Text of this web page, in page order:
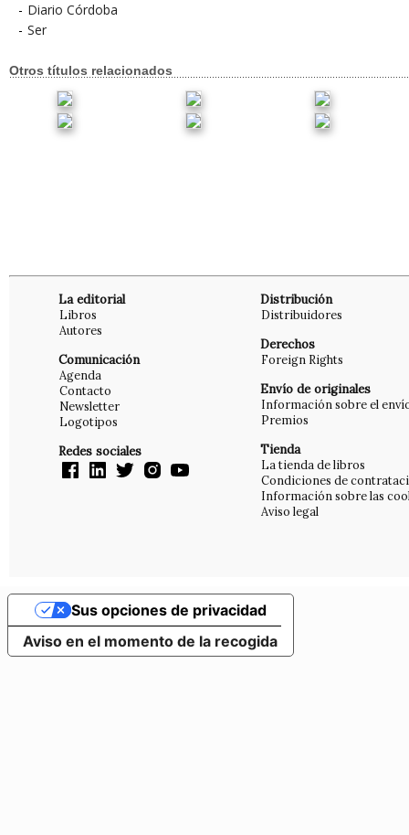
- Diario Córdoba
- Ser
Otros títulos relacionados
La editorial
Libros
Autores
Comunicación
Agenda
Contacto
Newsletter
Logotipos
Redes sociales
Distribución
Distribuidores
Derechos
Foreign Rights
Envío de originales
Información sobre el
Premios
Tienda
La tienda de libros
Condiciones de
Información sobre las
Aviso legal
Aviso en el momento de la recogida
Sus opciones de privacidad